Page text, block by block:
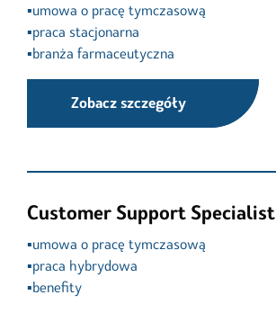
▪️umowa o pracę tymczasową
▪️praca stacjonarna
▪️branża farmaceutyczna
Zobacz szczegóły
Customer Support Specialist
▪️umowa o pracę tymczasową
▪️praca hybrydowa
▪️benefity